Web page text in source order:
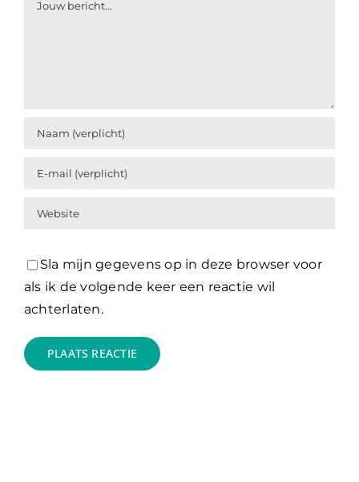
Sla mijn gegevens op in deze browser voor
als ik de volgende keer een reactie wil
achterlaten.